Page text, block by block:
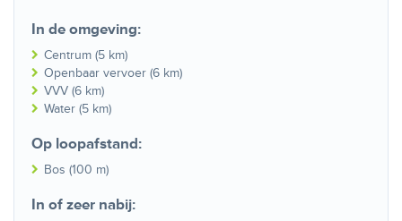
In de omgeving:
Centrum (5 km)
Openbaar vervoer (6 km)
VVV (6 km)
Water (5 km)
Op loopafstand:
Bos (100 m)
In of zeer nabij: